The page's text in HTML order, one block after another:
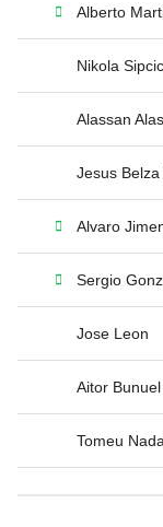
Alberto
Nikola Sipcic
Alassan
Jesus
Alvaro
Sergio
Jose Leon
Aitor Bunuel
Tomeu